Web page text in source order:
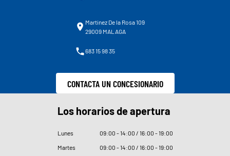
Martinez De la Rosa 109
29009 MALAGA
683 15 98 35
CONTACTA UN CONCESIONARIO
Los horarios de apertura
Lunes 09:00 - 14:00 / 16:00 - 19:00
Martes
09:00 - 14:00 / 16:00 - 19:00